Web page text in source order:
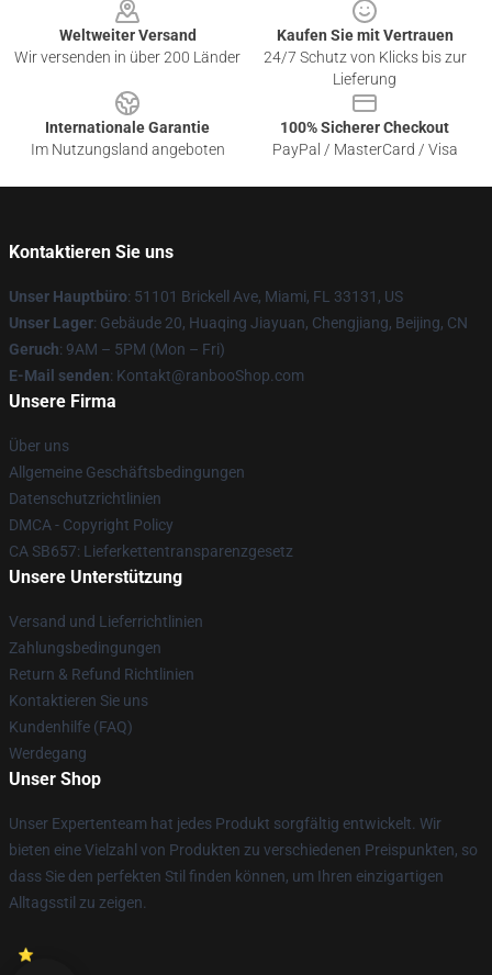
Weltweiter Versand
Wir versenden in über 200 Länder
Kaufen Sie mit Vertrauen
24/7 Schutz von Klicks bis zur
Lieferung
Internationale Garantie
Im Nutzungsland angeboten
100% Sicherer Checkout
PayPal / MasterCard / Visa
Kontaktieren Sie uns
Unser Hauptbüro: 51101 Brickell Ave, Miami, FL 33131, US
Unser Lager: Gebäude 20, Huaqing Jiayuan, Chengjiang, Beijing, CN
Geruch: 9AM – 5PM (Mon – Fri)
E-Mail senden: Kontakt@ranbooShop.com
Unsere Firma
Über uns
Allgemeine Geschäftsbedingungen
Datenschutzrichtlinien
DMCA - Copyright Policy
CA SB657: Lieferkettentransparenzgesetz
Unsere Unterstützung
Versand und Lieferrichtlinien
Zahlungsbedingungen
Return & Refund Richtlinien
Kontaktieren Sie uns
Kundenhilfe (FAQ)
Werdegang
Unser Shop
Unser Expertenteam hat jedes Produkt sorgfältig entwickelt. Wir
bieten eine Vielzahl von Produkten zu verschiedenen Preispunkten, so
dass Sie den perfekten Stil finden können, um Ihren einzigartigen
Alltagsstil zu zeigen.